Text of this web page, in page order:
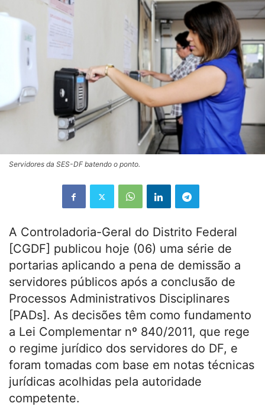
Servidores da SES-DF batendo o ponto.
A Controladoria-Geral do Distrito Federal
[CGDF] publicou hoje (06) uma série de
portarias aplicando a pena de demissão a
servidores públicos após a conclusão de
Processos Administrativos Disciplinares
[PADs]. As decisões têm como fundamento
a Lei Complementar nº 840/2011, que rege
o regime jurídico dos servidores do DF, e
foram tomadas com base em notas técnicas
jurídicas acolhidas pela autoridade
competente.